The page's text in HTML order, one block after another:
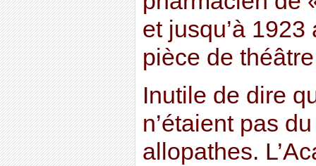
et jusqu’à
pièce de
Inutile de dire
n’étaient pas
allopathes.